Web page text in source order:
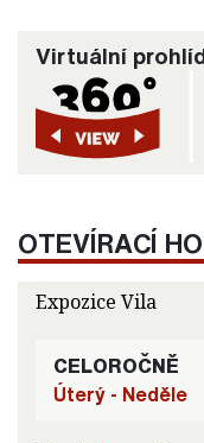
Virtuální
OTEVÍRACÍ
Expozice Vila
CELOROČNĚ
Úterý - Neděle